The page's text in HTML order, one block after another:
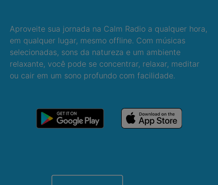
Aproveite sua jornada na Calm Radio a qualquer hora,
em qualquer lugar, mesmo offline. Com músicas
selecionadas, sons da natureza e um ambiente
relaxante, você pode se concentrar, relaxar, meditar
ou cair em um sono profundo com facilidade.